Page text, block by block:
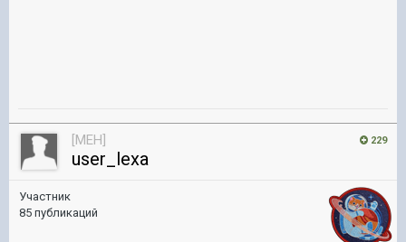
229
[MEH]
user_lexa
Участник
85 публикаций